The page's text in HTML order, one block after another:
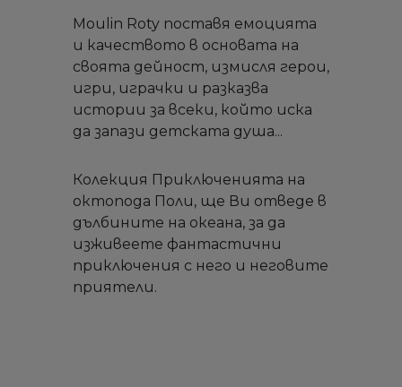
Moulin Roty поставя емоцията
и качеството в основата на
своята дейност, измисля герои,
игри, играчки и разказва
истории за всеки, който иска
да запази детската душа...
Колекция Приключенията на
октопода Поли, ще Ви отведе в
дълбините на океана, за да
изживеете фантастични
приключения с него и неговите
приятели.